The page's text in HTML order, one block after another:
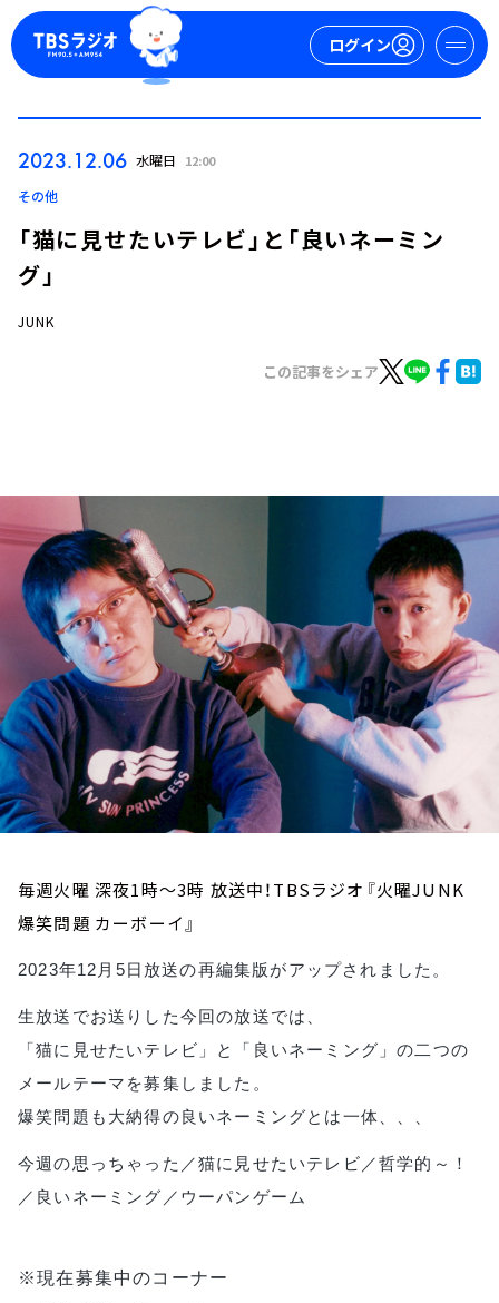
ログイン
お知らせ
イベント・グッズ
YouTube
会社情報
2023.12.06 水曜日 12:00
その他
「猫に見せたいテレビ」と「良いネーミン
グ」
JUNK
この記事をシェア
毎週火曜 深夜1時～3時 放送中！TBSラジオ『火曜JUNK
爆笑問題 カーボーイ』
2023年12月5日放送の再編集版がアップされました。
生放送でお送りした今回の放送では、
「猫に見せたいテレビ」と「良いネーミング」の二つの
メールテーマを募集しました。
爆笑問題も大納得の良いネーミングとは一体、、、
今週の思っちゃった／猫に見せたいテレビ／哲学的～！
／良いネーミング／ウーパンゲーム
※現在募集中のコーナー